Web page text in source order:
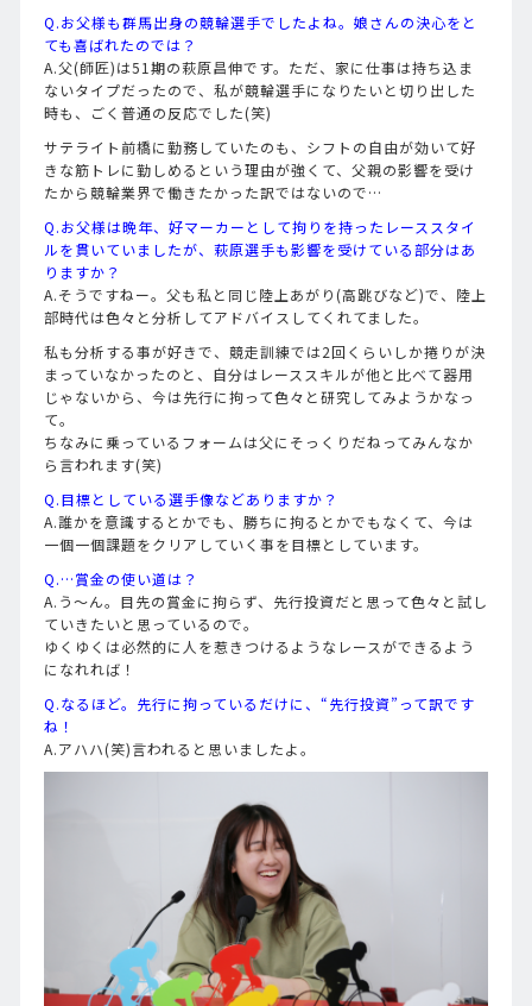
Q.お父様も群馬出身の競輪選手でしたよね。娘さんの決心をと
ても喜ばれたのでは？
A.父(師匠)は51期の萩原昌伸です。ただ、家に仕事は持ち込ま
ないタイプだったので、私が競輪選手になりたいと切り出した
時も、ごく普通の反応でした(笑)
サテライト前橋に勤務していたのも、シフトの自由が効いて好
きな筋トレに勤しめるという理由が強くて、父親の影響を受け
たから競輪業界で働きたかった訳ではないので…
Q.お父様は晩年、好マーカーとして拘りを持ったレーススタイ
ルを貫いていましたが、萩原選手も影響を受けている部分はあ
りますか？
A.そうですねー。父も私と同じ陸上あがり(高跳びなど)で、陸上
部時代は色々と分析してアドバイスしてくれてました。
私も分析する事が好きで、競走訓練では2回くらいしか捲りが決
まっていなかったのと、自分はレーススキルが他と比べて器用
じゃないから、今は先行に拘って色々と研究してみようかなっ
て。
ちなみに乗っているフォームは父にそっくりだねってみんなか
ら言われます(笑)
Q.目標としている選手像などありますか？
A.誰かを意識するとかでも、勝ちに拘るとかでもなくて、今は
一個一個課題をクリアしていく事を目標としています。
Q.…賞金の使い道は？
A.う～ん。目先の賞金に拘らず、先行投資だと思って色々と試し
ていきたいと思っているので。
ゆくゆくは必然的に人を惹きつけるようなレースができるよう
になれれば！
Q.なるほど。先行に拘っているだけに、“先行投資”って訳です
ね！
A.アハハ(笑)言われると思いましたよ。